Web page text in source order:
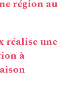
région au
réalise une
à